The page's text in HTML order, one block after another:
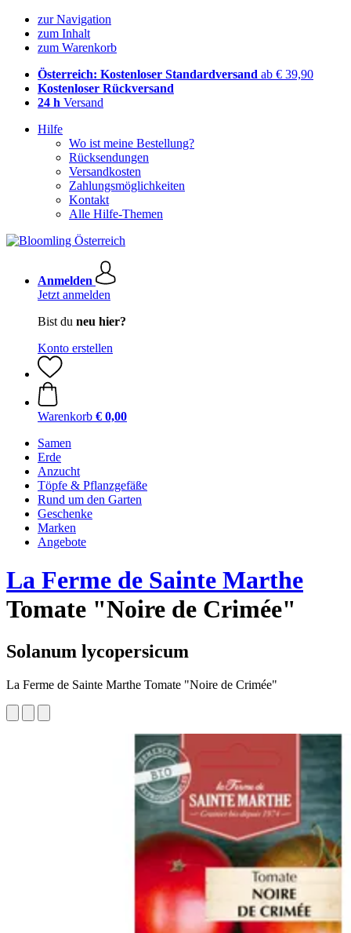
zur Navigation
zum Inhalt
zum Warenkorb
Österreich: Kostenloser Standardversand ab € 39,90
Kostenloser Rückversand
24 h Versand
Hilfe
Wo ist meine Bestellung?
Rücksendungen
Versandkosten
Zahlungsmöglichkeiten
Kontakt
Alle Hilfe-Themen
Anmelden
Jetzt anmelden
Bist du neu hier?
Konto erstellen
Warenkorb € 0,00
Samen
Erde
Anzucht
Töpfe & Pflanzgefäße
Rund um den Garten
Geschenke
Marken
Angebote
La Ferme de Sainte Marthe
Tomate "Noire de Crimée"
Solanum lycopersicum
La Ferme de Sainte Marthe Tomate "Noire de Crimée"